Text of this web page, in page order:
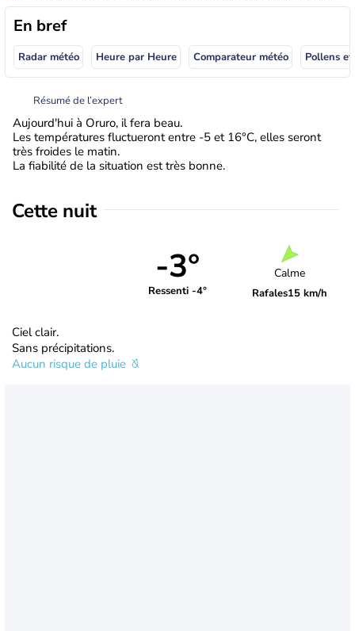
En bref
Radar météo Heure par Heure Comparateur météo Pollens
Résumé de l’expert
Aujourd'hui à Oruro, il fera beau.
Les températures fluctueront entre -5 et 16°C, elles seront
très froides le matin.
La fiabilité de la situation est très bonne.
Cette nuit
-3°
Ressenti -4°
Calme
Rafales15 km/h
Ciel clair.
Sans précipitations.
Aucun risque de pluie